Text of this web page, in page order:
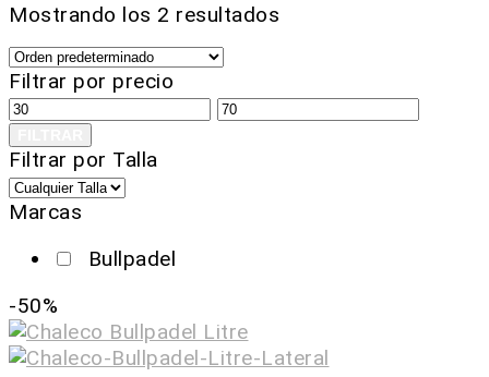
Mostrando los 2 resultados
Filtrar por precio
Filtrar por Talla
Marcas
Bullpadel
-50%